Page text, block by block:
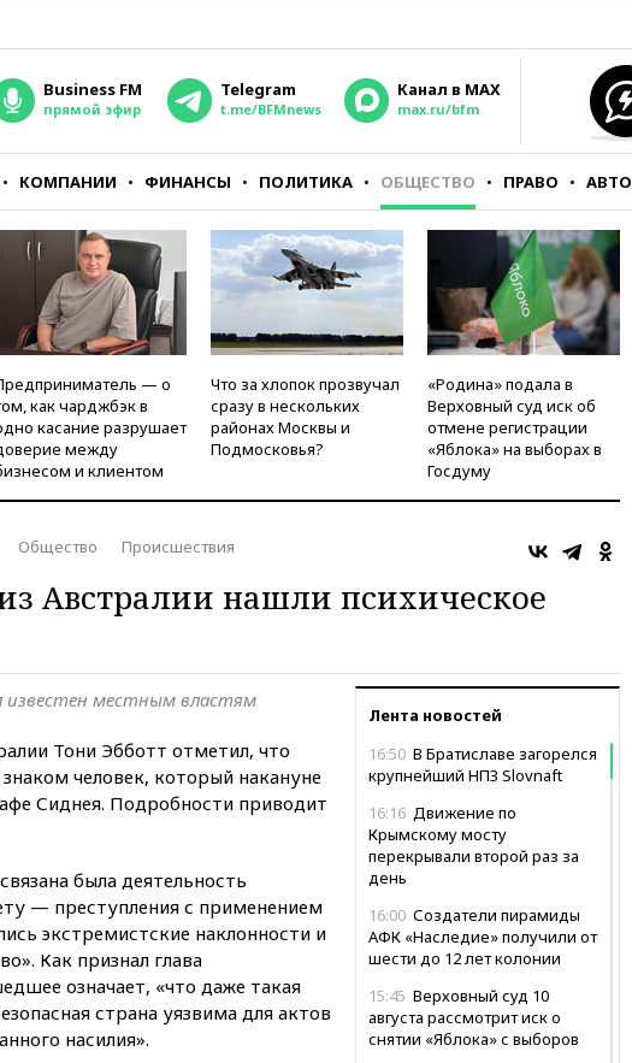
Business FM
прямой эфир
Telegram
t.me/BFMnews
Канал в MAX
max.ru/bfm
КОМПАНИИ ФИНАНСЫ ПОЛИТИКА ОБЩЕСТВО ПРАВО АВТО
— о
как чарджбэк в
касание разрушает
между
и клиентом
Что за хлопок прозвучал
сразу в нескольких
районах Москвы и
Подмосковья?
«Родина» подала в
Верховный суд иск об
отмене регистрации
«Яблока» на выборах в
Госдуму
Общество Происшествия
Австралии нашли психическое
Лента новостей
16:50 В Братиславе загорелся
крупнейший НПЗ Slovnaft
16:16 Движение по
Крымскому мосту
перекрывали второй раз за
день
16:00 Создатели пирамиды
АФК «Наследие» получили от
шести до 12 лет колонии
15:45 Верховный суд 10
августа рассмотрит иск о
снятии «Яблока» с выборов
известен местным властям
Тони Эбботт отметил, что
человек, который накануне
Сиднея. Подробности приводит
была деятельность
— преступления с применением
экстремистские наклонности и
Как признал глава
означает, «что даже такая
страна уязвима для актов
насилия».